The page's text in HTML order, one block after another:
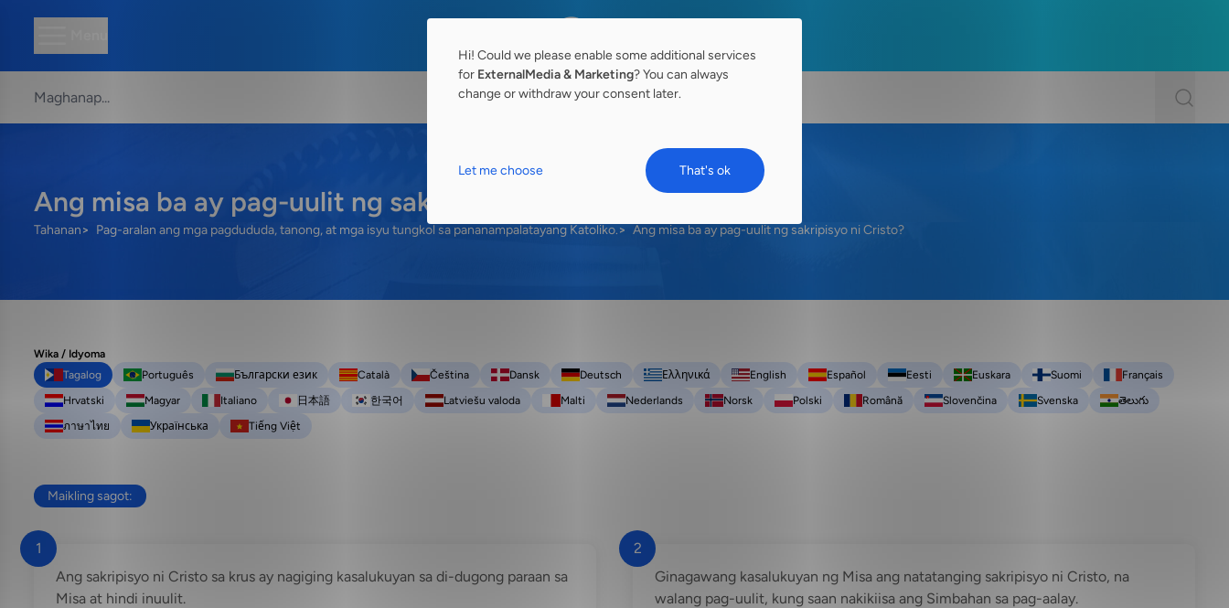
Ang misa ba ay pag-uulit ng sakripisyo ni Cristo?
Tahanan Pag-aralan ang mga pagdududa, tanong, at mga isyu tungkol sa pananampalatayang Katoliko. Ang misa ba ay pag-uulit ng sakripisyo ni Cristo?
Wika / Idyoma
Tagalog
Português Български език Català Čeština Dansk Deutsch Ελληνικά English Español Eesti Euskara Suomi
Français
Hrvatski
Magyar Italiano 日本語 한국어 Latviešu valoda Malti Nederlands Norsk Polski Română Slovenčina Svenska
తెలుగు
ภาษาไทย
Українська Tiếng Việt
Maikling sagot:
1
Ang sakripisyo ni Cristo sa krus ay nagiging kasalukuyan sa di-dugong paraan sa
Misa at hindi inuulit.
2
Ginagawang kasalukuyan ng Misa ang natatanging sakripisyo ni Cristo, na
walang pag-uulit, kung saan nakikiisa ang Simbahan sa pag-aalay.
Hi! Could we please enable some additional services
for ExternalMedia & Marketing? You can always
change or withdraw your consent later.
Let me choose That's ok